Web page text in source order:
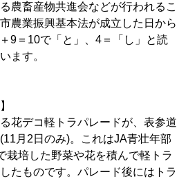
農畜産物共進会などが行われるこ
農業振興基本法が成立した日から
9＝10で「と」、4＝「し」と読
ます。
花デコ軽トラパレードが、表参道
月2日のみ)。これはJA青壮年部
栽培した野菜や花を積んで軽トラ
たものです。パレード後にはトラ